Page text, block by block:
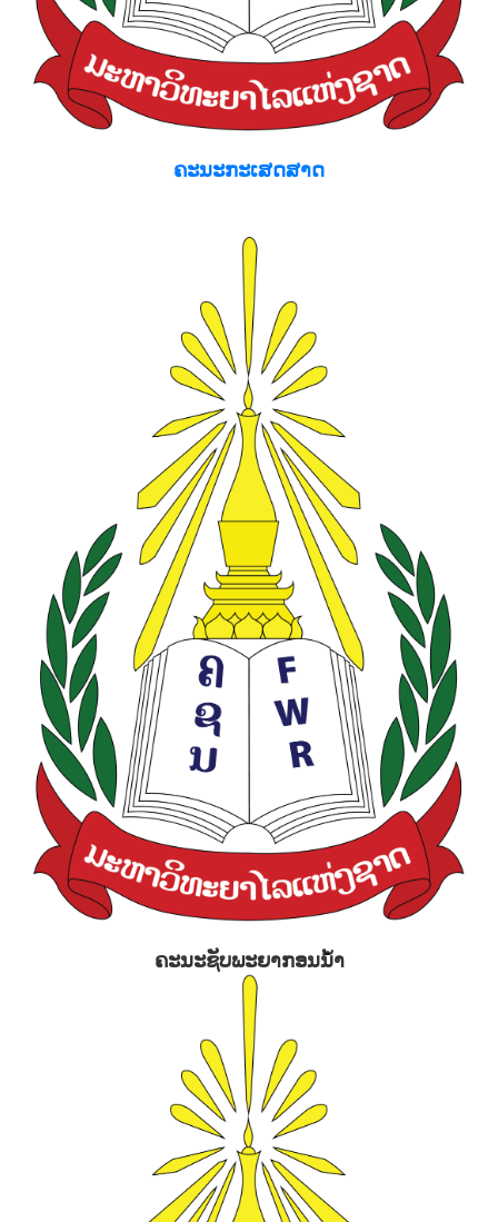
ຄະນະກະເສດສາດ
ຄະນະຊັບພະຍາກອນນໍ້າ